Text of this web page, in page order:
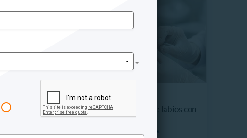
con
Perfilado + Aumento de labios con
Ácido Hialurónico
8988.6 km, Lo Barnechea